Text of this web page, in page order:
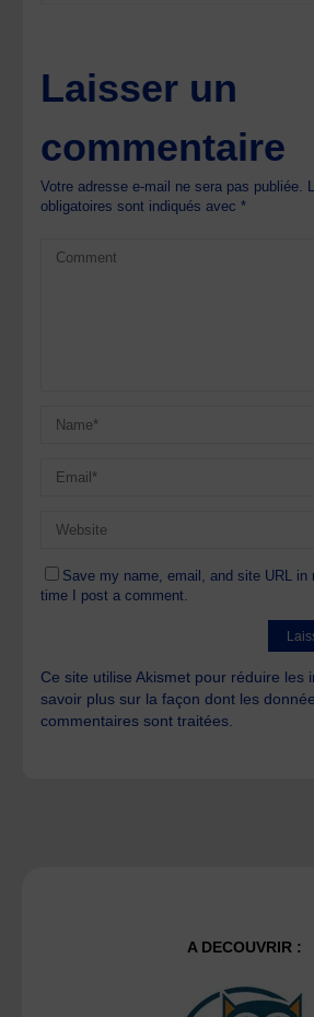
Laisser un
commentaire
Votre adresse e-mail ne sera pas publiée.
obligatoires sont indiqués avec*
Save my name, email, and site URL in
time I post a comment.
Ce site utilise Akismet pour réduire les
savoir plus sur la façon dont les
commentaires sont traitées
A DECOUVRIR :